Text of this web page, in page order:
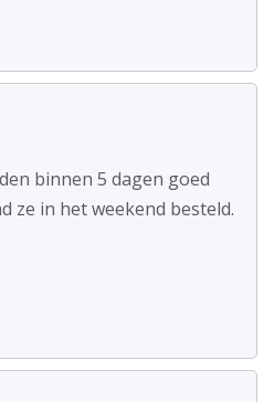
binnen 5 dagen goed
ze in het weekend besteld.